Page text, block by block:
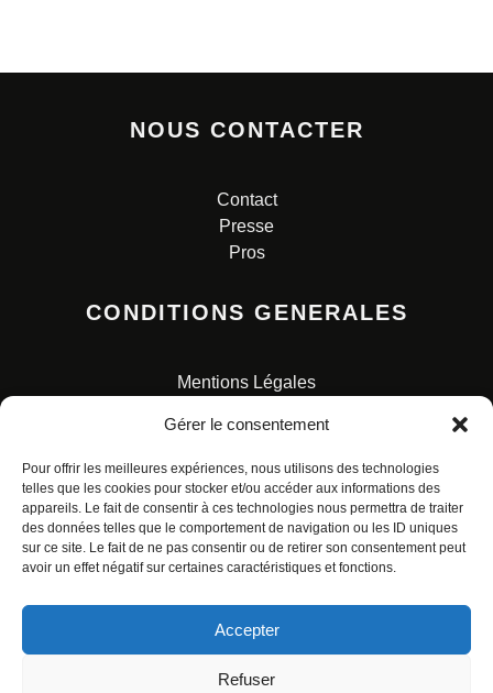
Gérer le consentement
Pour offrir les meilleures expériences, nous utilisons des technologies
telles que les cookies pour stocker et/ou accéder aux informations des
appareils. Le fait de consentir à ces technologies nous permettra de traiter
des données telles que le comportement de navigation ou les ID uniques
sur ce site. Le fait de ne pas consentir ou de retirer son consentement peut
avoir un effet négatif sur certaines caractéristiques et fonctions.
Accepter
Refuser
NOUS CONTACTER
Contact
Presse
Pros
CONDITIONS GENERALES
Mentions Légales
Charte pour la protection des données personnelles
© ALL RIGHTS RESERVED. URBAN COMICS POUR LES